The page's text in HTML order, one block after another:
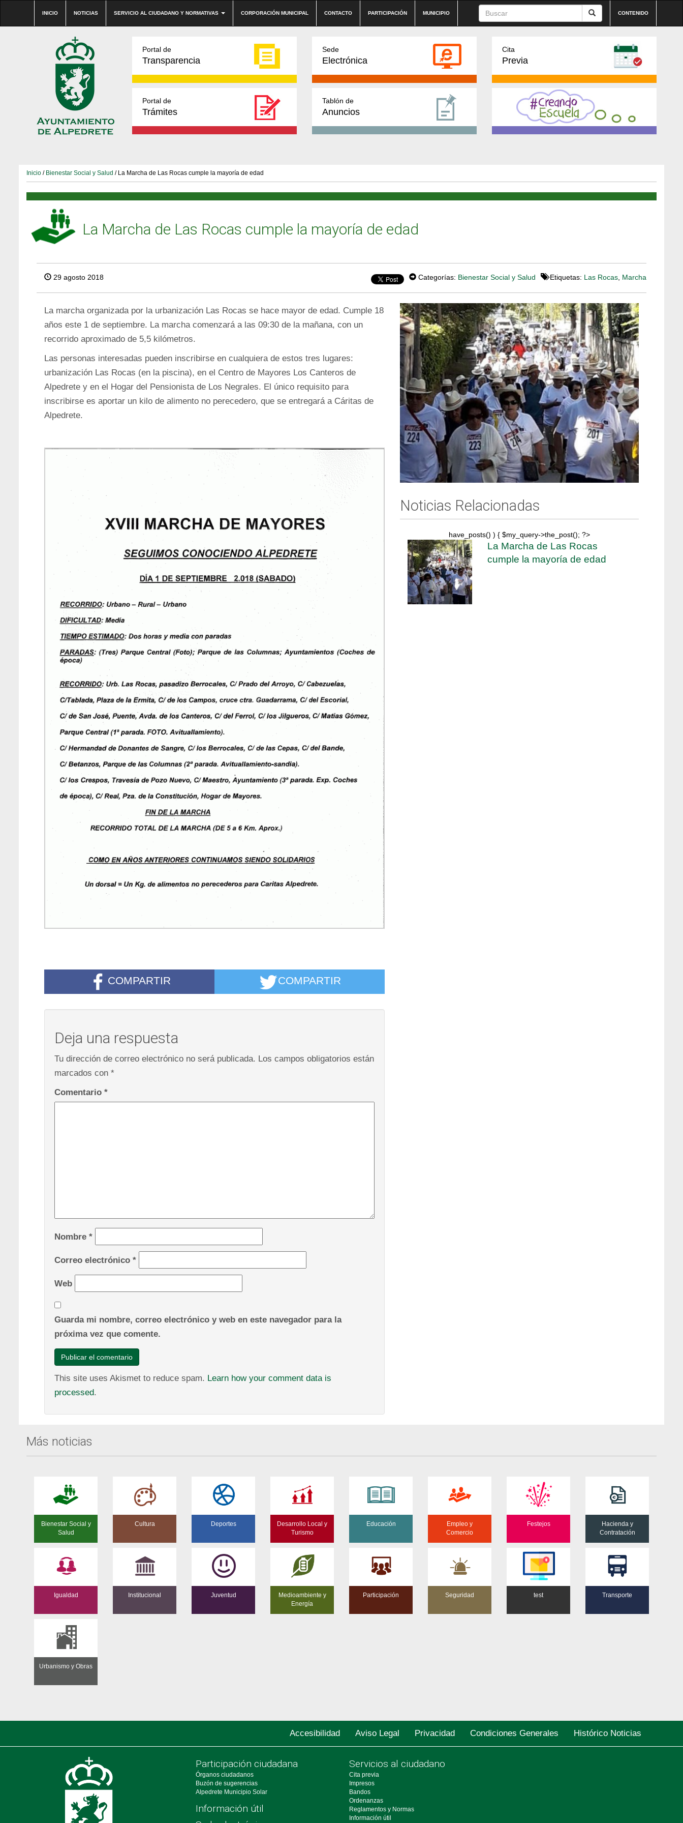
INICIO NOTICIAS SERVICIO AL CIUDADANO Y NORMATIVAS CORPORACIÓN MUNICIPAL CONTACTO PARTICIPACIÓN MUNICIPIO CONTENIDO
Portal de
Transparencia
Sede
Electrónica
Cita
Previa
Portal de
Trámites
Tablón de
Anuncios
Inicio / Bienestar Social y Salud / La Marcha de Las Rocas cumple la mayoría de edad
La Marcha de Las Rocas cumple la mayoría de edad
29 agosto 2018 Categorías: Bienestar Social y Salud Etiquetas: Las Rocas Marcha
La marcha organizada por la urbanización Las Rocas se hace mayor de edad. Cumple 18
años este 1 de septiembre. La marcha comenzará a las 09:30 de la mañana, con un
recorrido aproximado de 5,5 kilómetros.
Las personas interesadas pueden inscribirse en cualquiera de estos tres lugares:
urbanización Las Rocas (en la piscina), en el Centro de Mayores Los Canteros de
Alpedrete y en el Hogar del Pensionista de Los Negrales. El único requisito para
inscribirse es aportar un kilo de alimento no perecedero, que se entregará a Cáritas de
Alpedrete.
COMPARTIR COMPARTIR
Deja una respuesta
Tu dirección de correo electrónico no será publicada. Los campos obligatorios están
marcados con *
Comentario *
Nombre *
Correo electrónico *
Web
Guarda mi nombre, correo electrónico y web en este navegador para la
próxima vez que comente.
This site uses Akismet to reduce spam. Learn how your comment data is
processed.
Noticias Relacionadas
have_posts() ) { $my_query->the_post(); ?>
La Marcha de Las Rocas
cumple la mayoría de edad
Más noticias
Bienestar Social y
Salud
Cultura Deportes
Desarrollo Local y
Turismo
Educación
Empleo y
Comercio
Festejos
Hacienda y
Contratación
Igualdad Institucional Juventud
Medioambiente y
Energía
Participación Seguridad test Transporte
Urbanismo y Obras
Accesibilidad Aviso Legal Privacidad Condiciones Generales Histórico Noticias
Participación ciudadana
Órganos ciudadanos
Buzón de sugerencias
Alpedrete Municipio Solar
Información útil
Servicios al ciudadano
Cita previa
Impresos
Bandos
Ordenanzas
Reglamentos y Normas
Información útil